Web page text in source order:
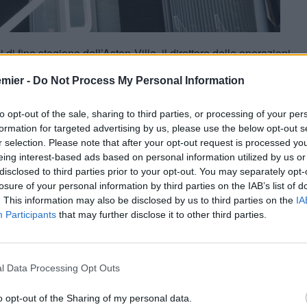
- Do Not Process My Personal Information
opt-out of the sale, sharing to third parties, or processing of your
for targeted advertising by us, please use the below opt-out
selection. Please note that after your opt-out request is processed
interest-based ads based on personal information utilized by us
to third parties prior to your opt-out. You may separately
of your personal information by third parties on the IAB’s list of
This information may also be disclosed by us to third parties on the
Participants that may further disclose it to other third parties.
Data Processing Opt Outs
opt-out of the Sharing of my personal data.
fine stagione dell’Aston Villa, il direttore delle operazioni
un guanto di sfida chiarissimo a Manchester City,
e Tottenham:“Il Big Six non esiste più”, dichiarò tra gli
sponde del Tyne sponda
le gerarchie qualificandosi alla Champions League nel
nel 2023 e nel 2025.
più ricchi della Premier League non sono rimasti a
suSandro Tonaliè il promemoria più doloroso di quanto
per Tonali
Tottenham targatoRoberto De Zerbi, arrivato dopo aver
gli
deludente, chiusa al 12° posto, ma la vera differenza la
fatturato superiore di ben
a Tonali un ingaggio nettamente superiore e di mettere